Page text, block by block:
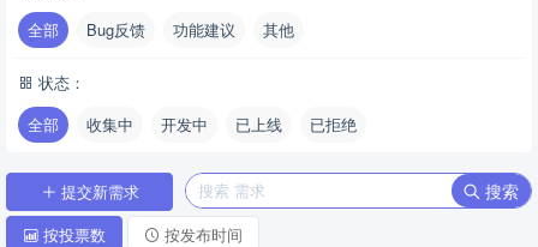
全部
Bug反馈 功能建议 其他
状态：
全部
收集中 开发中 已上线 已拒绝
提交新需求 搜索
按投票数 按发布时间